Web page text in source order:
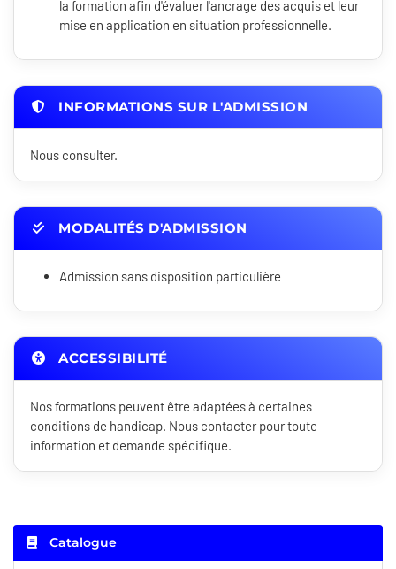
la formation afin d'évaluer l'ancrage des acquis et leur
mise en application en situation professionnelle.
INFORMATIONS SUR L'ADMISSION
Nous consulter.
MODALITÉS D'ADMISSION
Admission sans disposition particulière
ACCESSIBILITÉ
Nos formations peuvent être adaptées à certaines
conditions de handicap. Nous contacter pour toute
information et demande spécifique.
Catalogue